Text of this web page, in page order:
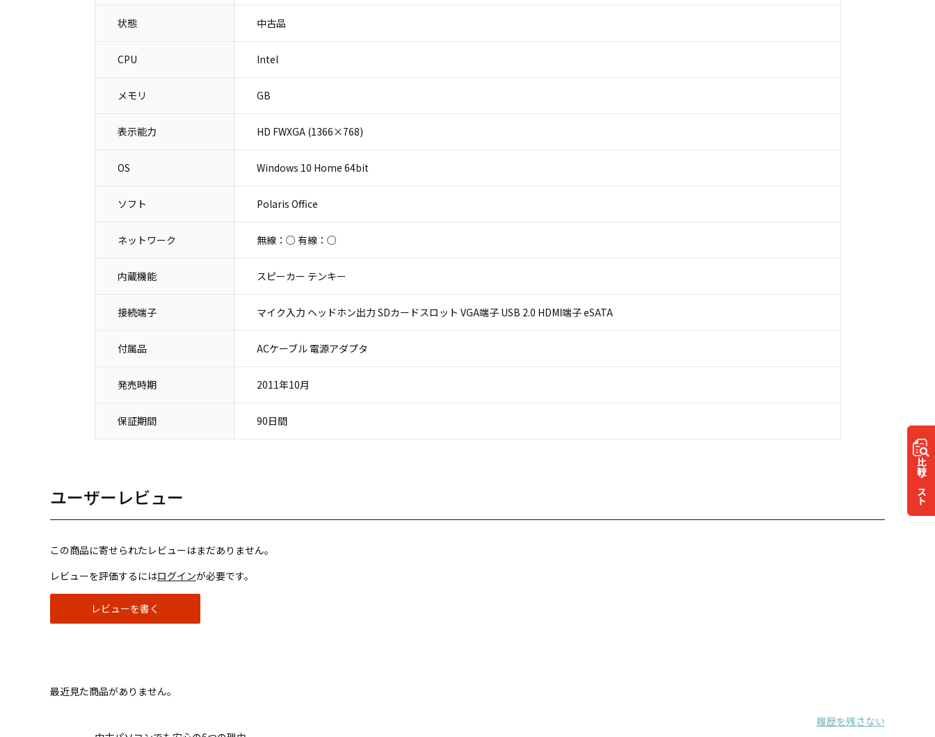
比較
リスト
状態 中古品
CPU Intel
メモリ GB
表示能力 HD FWXGA (1366×768)
OS Windows 10 Home 64bit
ソフト Polaris Office
ネットワーク 無線：○ 有線：○
内蔵機能 スピーカー テンキー
接続端子 マイク入力 ヘッドホン出力 SDカードスロット VGA端子 USB 2.0 HDMI端子 eSATA
付属品 ACケーブル 電源アダプタ
発売時期 2011年10月
保証期間 90日間
ユーザーレビュー
この商品に寄せられたレビューはまだありません。
レビューを評価するにはログインが必要です。
レビューを書く
最近見た商品がありません。
履歴を残さない